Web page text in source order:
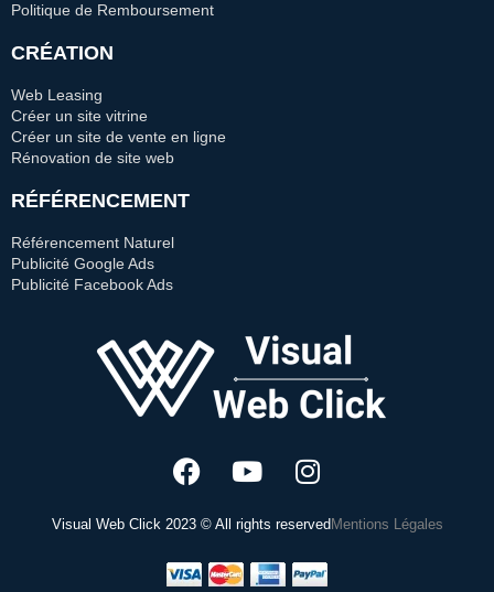
Politique de Remboursement
CRÉATION
Web Leasing
Créer un site vitrine
Créer un site de vente en ligne
Rénovation de site web
RÉFÉRENCEMENT
Référencement Naturel
Publicité Google Ads
Publicité Facebook Ads
Visual Web Click 2023 © All rights reserved Mentions Légales